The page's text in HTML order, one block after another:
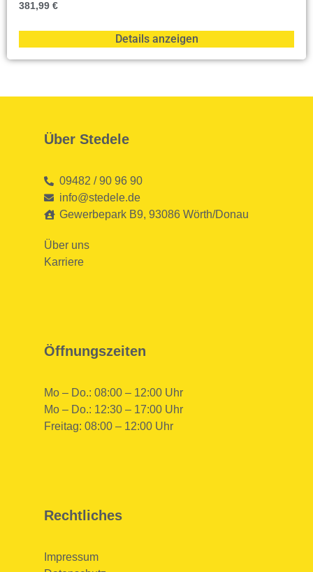
381,99 €
Details anzeigen
Über Stedele
09482 / 90 96 90
info@stedele.de
Gewerbepark B9, 93086 Wörth/Donau
Über uns
Karriere
Öffnungszeiten
Mo – Do.: 08:00 – 12:00 Uhr
Mo – Do.: 12:30 – 17:00 Uhr
Freitag: 08:00 – 12:00 Uhr
Rechtliches
Impressum